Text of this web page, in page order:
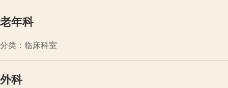
老年科
分类：临床科室
外科